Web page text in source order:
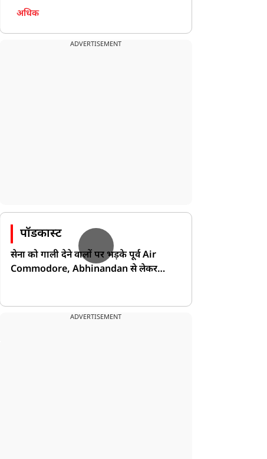
अधिक
ADVERTISEMENT
पॉडकास्ट
सेना को गाली देने वालों पर भड़के पूर्व Air
Commodore, Abhinandan से लेकर
ADVERTISEMENT